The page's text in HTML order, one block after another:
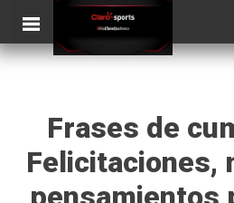
content
ClaroSports
Más Claro que nunca
Frases de
Felicitaciones,